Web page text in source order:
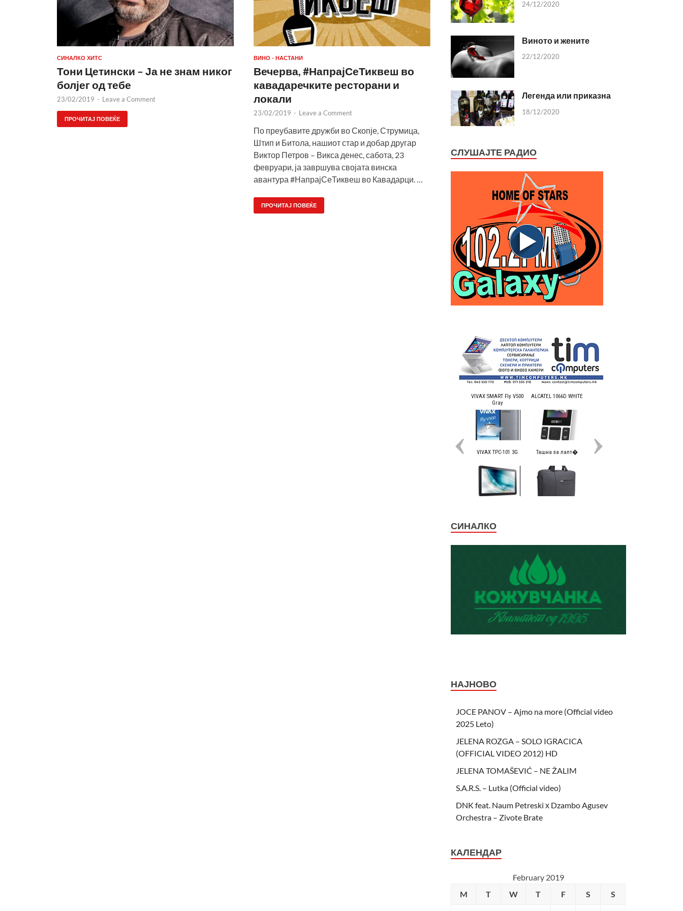
СИНАЛКО ХИТС
Тони Цетински – Ја не знам никог
болјег од тебе
23/02/2019 - Leave a Comment
ПРОЧИТАЈ ПОВЕЌЕ
ВИНО - НАСТАНИ
Вечерва, #НапрајСеТиквеш во
кавадаречките ресторани и
локали
23/02/2019 - Leave a Comment
По преубавите дружби во Скопје, Струмица,
Штип и Битола, нашиот стар и добар другар
Виктор Петров – Викса денес, сабота, 23
февруари, ја завршува својата винска
авантура #НапрајСеТиквеш во Кавадарци. …
ПРОЧИТАЈ ПОВЕЌЕ
24/12/2020
Виното и жените
22/12/2020
Легенда или приказна
18/12/2020
СЛУШАЈТЕ РАДИО
СИНАЛКО
НАЈНОВО
JOCE PANOV – Ajmo na more (Official video
2025 Leto)
JELENA ROZGA – SOLO IGRACICA
(OFFICIAL VIDEO 2012) HD
JELENA TOMAŠEVIĆ – NE ŽALIM
S.A.R.S. – Lutka (Official video)
DNK feat. Naum Petreski х Dzambo Agusev
Orchestra – Zivote Brate
КАЛЕНДАР
February 2019
M
T W T F S S